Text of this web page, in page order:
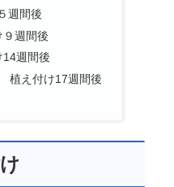
週間後
週間後
週間後
え付け17週間後